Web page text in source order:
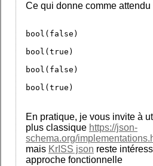
Ce qui donne comme attendu
bool(false)
bool(true)
bool(false)
bool(true)
En pratique, je vous invite à
plus classique https://json-
schema.org/
mais KrISS json reste
approche fonctionnelle